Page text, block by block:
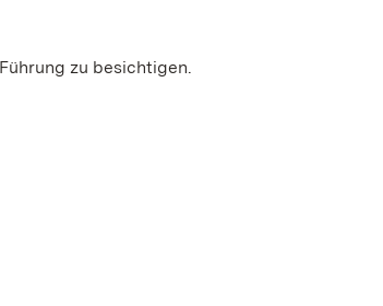
zu besichtigen.